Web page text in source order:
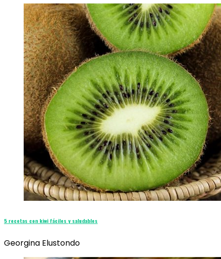
5 recetas con kiwi fáciles y saludables
Georgina Elustondo